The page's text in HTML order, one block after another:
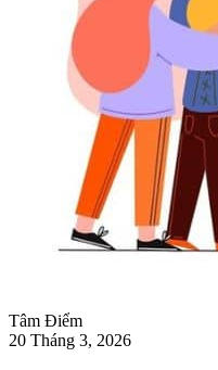
Tâm Điểm
20 Tháng 3, 2026